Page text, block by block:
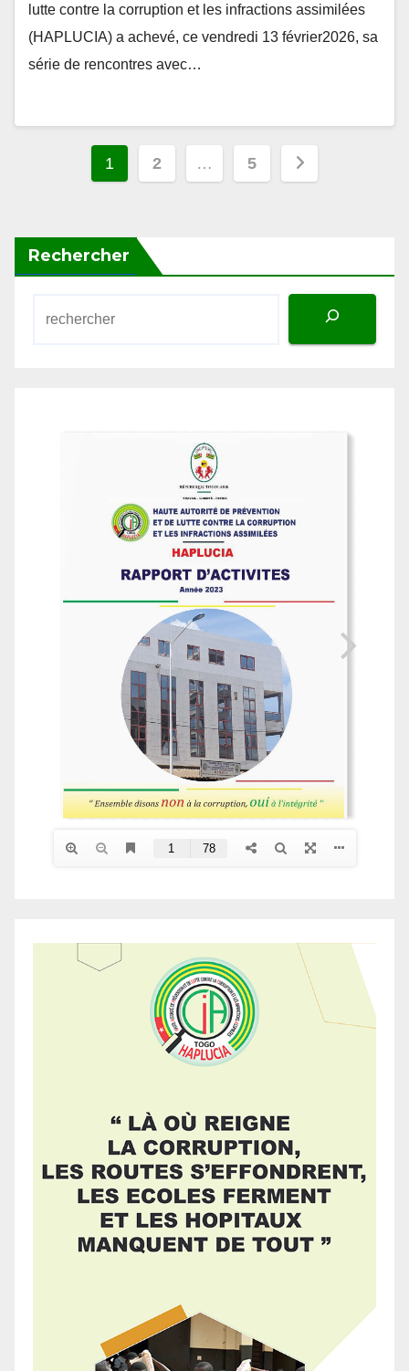
(HAPLUCIA) a achevé, ce vendredi 13 février2026, sa
série de rencontres avec…
Pagination
des
1
Rechercher